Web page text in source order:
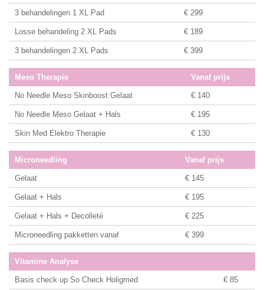
3 behandelingen 1 XL Pad € 299
Losse behandeling 2 XL Pads € 189
3 behandelingen 2 XL Pads € 399
Meso Therapie Vanaf prijs
No Needle Meso Skinboost Gelaat € 140
No Needle Meso Gelaat + Hals € 195
Skin Med Elektro Therapie € 130
Microneedling Vanaf prijs
Gelaat € 145
Gelaat + Hals € 195
Gelaat + Hals + Decolleté € 225
Microneedling pakketten vanaf € 399
Vitamine Analyse
Basis check up So Check Holigmed € 85